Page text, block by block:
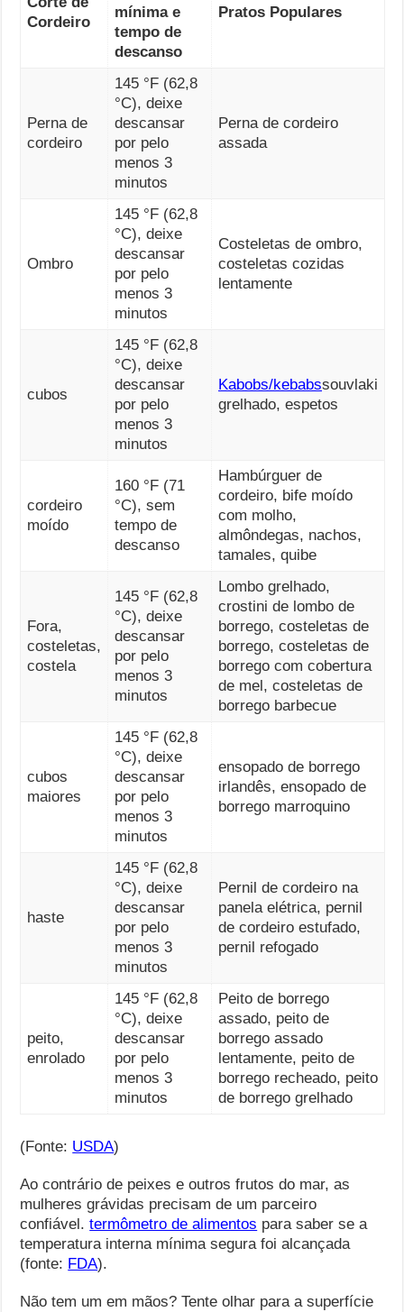
Cordeiro
mínima e
tempo de
descanso
Pratos Populares
Perna de
cordeiro
145 °F (62,8
°C), deixe
descansar
por pelo
menos 3
minutos
Perna de cordeiro
assada
Ombro
145 °F (62,8
°C), deixe
descansar
por pelo
menos 3
minutos
Costeletas de ombro,
costeletas cozidas
lentamente
cubos
145 °F (62,8
°C), deixe
descansar
por pelo
menos 3
minutos
Kabobs/kebabssouvlaki
grelhado, espetos
cordeiro
moído
160 °F (71
°C), sem
tempo de
descanso
Hambúrguer de
cordeiro, bife moído
com molho,
almôndegas, nachos,
tamales, quibe
Fora,
costeletas,
costela
145 °F (62,8
°C), deixe
descansar
por pelo
menos 3
minutos
Lombo grelhado,
crostini de lombo de
borrego, costeletas de
borrego, costeletas de
borrego com cobertura
de mel, costeletas de
borrego barbecue
cubos
maiores
145 °F (62,8
°C), deixe
descansar
por pelo
menos 3
minutos
ensopado de borrego
irlandês, ensopado de
borrego marroquino
haste
145 °F (62,8
°C), deixe
descansar
por pelo
menos 3
minutos
Pernil de cordeiro na
panela elétrica, pernil
de cordeiro estufado,
pernil refogado
peito,
enrolado
145 °F (62,8
°C), deixe
descansar
por pelo
menos 3
minutos
Peito de borrego
assado, peito de
borrego assado
lentamente, peito de
borrego recheado, peito
de borrego grelhado
(Fonte: USDA)
Ao contrário de peixes e outros frutos do mar, as
mulheres grávidas precisam de um parceiro
confiável.termômetro de alimentos para saber se a
temperatura interna mínima segura foi alcançada
(fonte: FDA).
Não tem um em mãos? Tente olhar para a superfície